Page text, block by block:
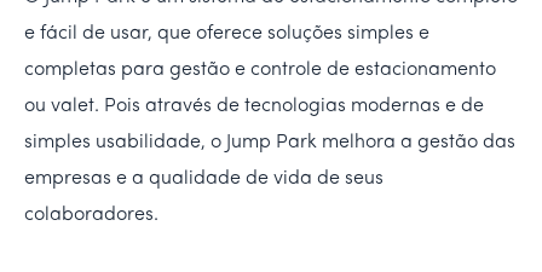
e fácil de usar, que oferece soluções simples e
completas para gestão e controle de estacionamento
ou valet. Pois através de tecnologias modernas e de
simples usabilidade, o Jump Park melhora a gestão das
empresas e a qualidade de vida de seus
colaboradores.